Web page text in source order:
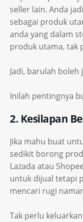
seller lain. Anda
sebagai produk
anda yang dalam
produk utama, tak
Jadi, barulah boleh
Inilah pentingnya
2. Kesilapan
Jika mahu buat
sedikit borong
Lazada atau
untuk dijual tetapi
mencari rugi
Tak perlu